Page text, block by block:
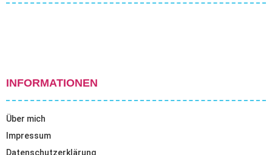
INFORMATIONEN
Über mich
Impressum
Datenschutzerklärung